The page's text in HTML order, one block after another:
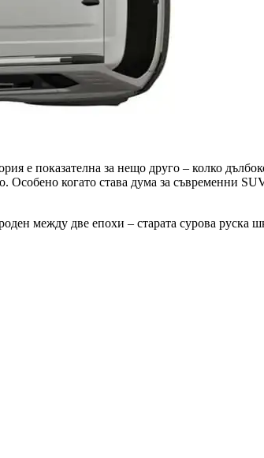
е показателна за нещо друго – колко
Особено когато става дума за съвременни
между две епохи – старата сурова руска